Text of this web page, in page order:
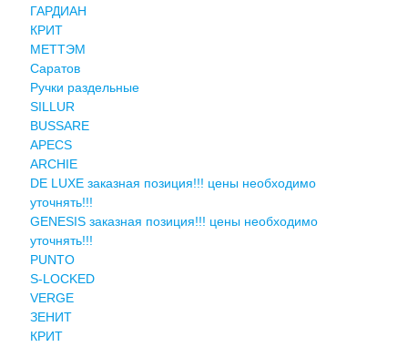
ГАРДИАН
КРИТ
МЕТТЭМ
Саратов
Ручки раздельные
SILLUR
BUSSARE
APECS
ARCHIE
DE LUXE заказная позиция!!! цены необходимо
уточнять!!!
GENESIS заказная позиция!!! цены необходимо
уточнять!!!
PUNTO
S-LOCKED
VERGE
ЗЕНИТ
КРИТ